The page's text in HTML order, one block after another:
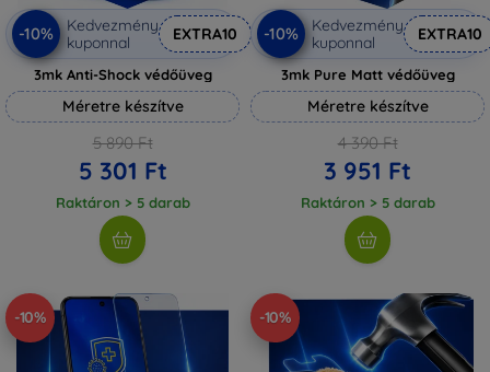
-10%
Kedvezmény
kuponnal
EXTRA10
3mk Anti-Shock védőüveg
Méretre készítve
5 890 Ft
5 301 Ft
Raktáron > 5 darab
-10%
Kedvezmény
kuponnal
EXTRA10
3mk Pure Matt védőüveg
Méretre készítve
4 390 Ft
3 951 Ft
Raktáron > 5 darab
-10% -10%